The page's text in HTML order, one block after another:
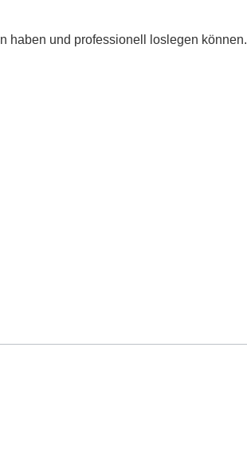
haben und professionell loslegen können.